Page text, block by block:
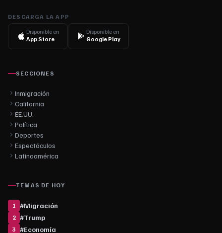
DESCARGA LA APP
Disponible en
App Store
Disponible en
Google Play
SECCIONES
Inmigración
California
EE.UU.
Política
Deportes
Espectáculos
Latinoamérica
TEMAS DE HOY
1 #Migración
2 #Trump
3 #Economía